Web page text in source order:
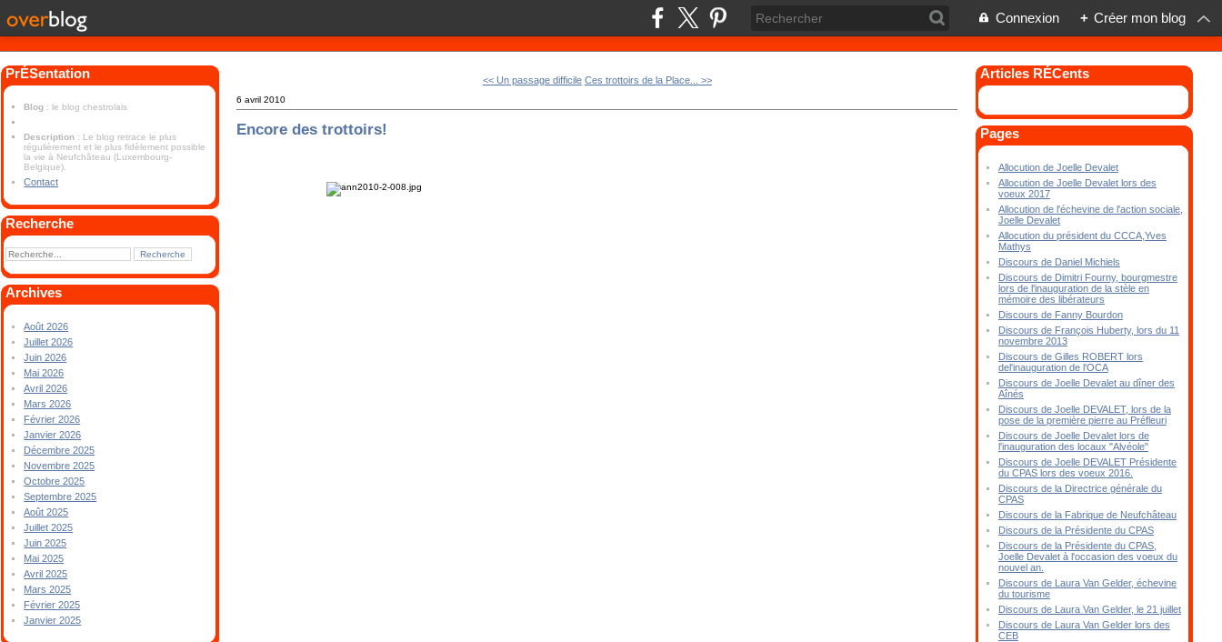
Connexion + Créer mon blog
PrÉSentation
Blog : le blog chestrolais
Description : Le blog retrace le plus
régulièrement et le plus fidèlement possible
la vie à Neufchâteau (Luxembourg-
Belgique).
Contact
Recherche
Archives
Août 2026
Juillet 2026
Juin 2026
Mai 2026
Avril 2026
Mars 2026
Février 2026
Janvier 2026
Décembre 2025
Novembre 2025
Octobre 2025
Septembre 2025
Août 2025
Juillet 2025
Juin 2025
Mai 2025
Avril 2025
Mars 2025
Février 2025
Janvier 2025
<< Un passage difficile Ces trottoirs de la Place... >>
6 avril 2010
Encore des trottoirs!
Articles RÉCents
Pages
Allocution de Joelle Devalet
Allocution de Joelle Devalet lors des
voeux 2017
Allocution de l'échevine de l'action sociale,
Joelle Devalet
Allocution du président du CCCA,Yves
Mathys
Discours de Daniel Michiels
Discours de Dimitri Fourny, bourgmestre
lors de l'inauguration de la stèle en
mémoire des libérateurs
Discours de Fanny Bourdon
Discours de François Huberty, lors du 11
novembre 2013
Discours de Gilles ROBERT lors
del'inauguration de l'OCA
Discours de Joelle Devalet au dîner des
Aînés
Discours de Joelle DEVALET, lors de la
pose de la première pierre au Préfleuri
Discours de Joelle Devalet lors de
l'inauguration des locaux "Alvéole"
Discours de Joelle DEVALET Présidente
du CPAS lors des voeux 2016.
Discours de la Directrice générale du
CPAS
Discours de la Fabrique de Neufchâteau
Discours de la Présidente du CPAS
Discours de la Présidente du CPAS,
Joelle Devalet à l'occasion des voeux du
nouvel an.
Discours de Laura Van Gelder, échevine
du tourisme
Discours de Laura Van Gelder, le 21 juillet
Discours de Laura Van Gelder lors des
CEB